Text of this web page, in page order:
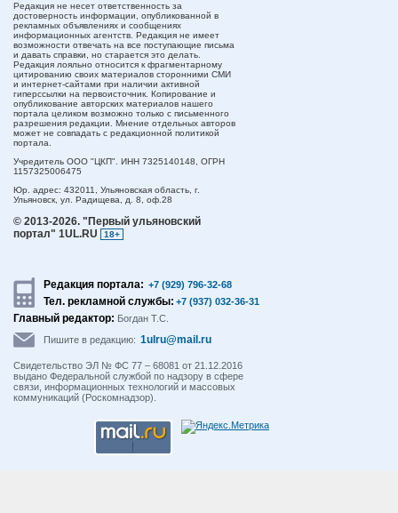
Редакция не несет ответственность за
достоверность информации, опубликованной в
рекламных объявлениях и сообщениях
информационных агентств. Редакция не имеет
возможности отвечать на все поступающие письма
и давать справки, но старается это делать.
Редакция лояльно относится к фрагментарному
цитированию своих материалов сторонними СМИ
и интернет-сайтами при наличии активной
гиперссылки на первоисточник. Копирование и
опубликование авторских материалов нашего
портала целиком возможно только с письменного
разрешения редакции. Мнение отдельных авторов
может не совпадать с редакционной политикой
портала.
Учредитель ООО "ЦКП". ИНН 7325140148, ОГРН
1157325006475
Юр. адрес: 432011, Ульяновская область, г.
Ульяновск, ул. Радищева, д. 8, оф.28
© 2013-2026. "Первый ульяновский
портал" 1UL.RU
18+
Редакция портала: +7 (929) 796-32-68
Тел. рекламной службы: +7 (937) 032-36-31
Главный редактор: Богдан Т.С.
Пишите в редакцию: 1ulru@mail.ru
Свидетельство ЭЛ № ФС 77 – 68081 от 21.12.2016
выдано Федеральной службой по надзору в сфере
связи, информационных технологий и массовых
коммуникаций (Роскомнадзор).